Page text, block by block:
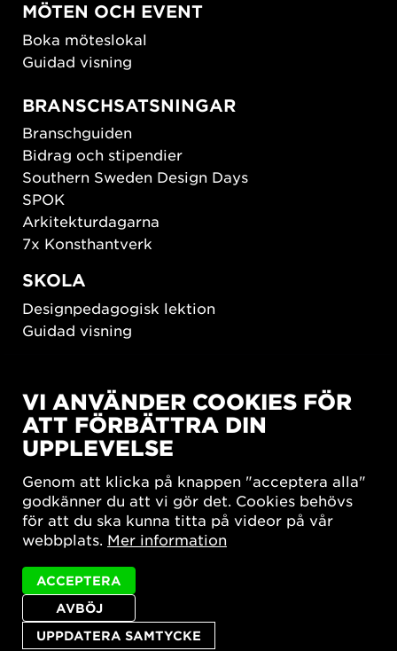
MÖTEN OCH EVENT
Boka möteslokal
Guidad visning
BRANSCHSATSNINGAR
Branschguiden
Bidrag och stipendier
Southern Sweden Design Days
SPOK
Arkitekturdagarna
7x Konsthantverk
SKOLA
Designpedagogisk lektion
Guidad visning
New European Bauhaus
SUSTAINORDIC
Share Future Living
What Matter_s
Integritetspolicy
Cookie-inställningar
© 2026 Form/Design Center
VI ANVÄNDER COOKIES FÖR
ATT FÖRBÄTTRA DIN
UPPLEVELSE
Genom att klicka på knappen "acceptera alla"
godkänner du att vi gör det. Cookies behövs
för att du ska kunna titta på videor på vår
webbplats. Mer information
UPPDATERA SAMTYCKE
AVBÖJ
ACCEPTERA